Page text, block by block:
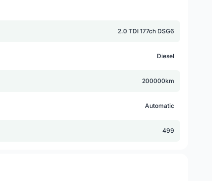
2.0 TDI 177ch DSG6
Diesel
200000km
Automatic
499